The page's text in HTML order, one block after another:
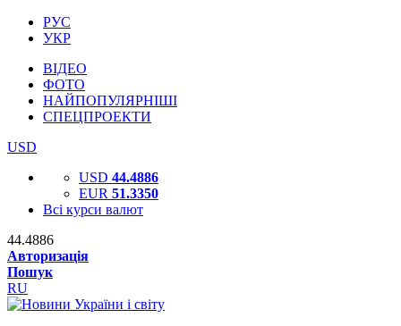
РУС
УКР
ВІДЕО
ФОТО
НАЙПОПУЛЯРНІШІ
СПЕЦПРОЕКТИ
USD
USD 44.4886
EUR 51.3350
Всі курси валют
44.4886
Авторизація
Пошук
RU